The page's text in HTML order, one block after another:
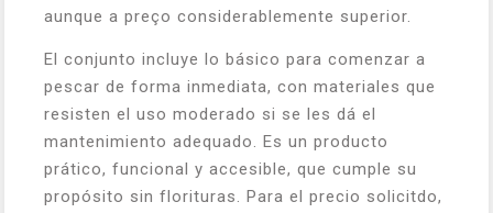
aunque a preço considerablemente superior.
El conjunto incluye lo básico para comenzar a
pescar de forma inmediata, con materiales que
resisten el uso moderado si se les dá el
mantenimiento adequado. Es un producto
prático, funcional y accesible, que cumple su
propósito sin florituras. Para el precio solicitdo,